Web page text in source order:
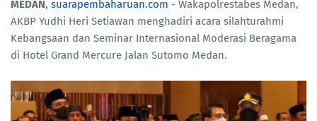
MEDAN, suarapembaharuan.com - Wakapolrestabes Medan,
AKBP Yudhi Heri Setiawan menghadiri acara silahturahmi
Kebangsaan dan Seminar Internasional Moderasi Beragama
di Hotel Grand Mercure Jalan Sutomo Medan.